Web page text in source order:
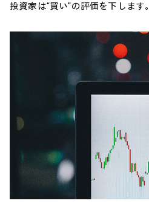
投資家は“買い”の評価を下します。